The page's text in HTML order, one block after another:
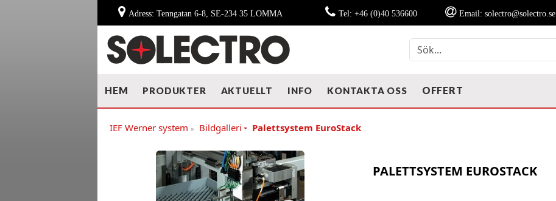
Adress: Tenngatan 6-8, SE-234 35 LOMMA Tel: +46 (0)40 536600 Email: solectro@solectro.se
HEM PRODUKTER AKTUELLT INFO KONTAKTA OSS OFFERT
IEF Werner system » Bildgalleri Palettsystem EuroStack
PALETTSYSTEM EUROSTACK